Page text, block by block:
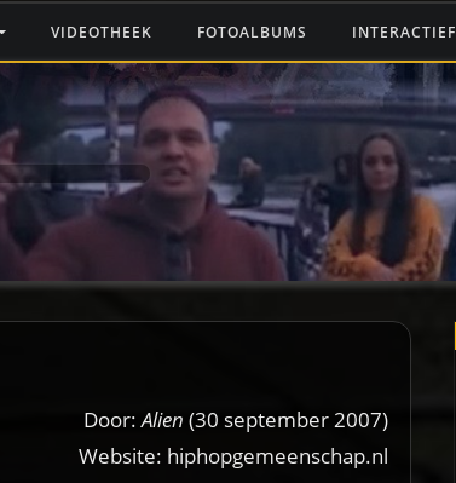
VIDEOTHEEK FOTOALBUMS INTERACTIEF
Door:Alien (30 september 2007)
Website: hiphopgemeenschap.nl